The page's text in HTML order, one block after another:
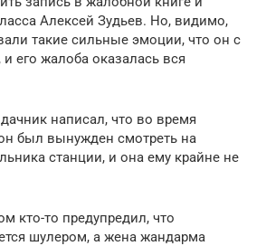
Алексей Зудьев. Но, видимо,
такие сильные эмоции, что он с
его жалоба оказалась вся
написал, что во время
был вынужден смотреть на
станции, и она ему крайне не
кто-то предупредил, что
шулером, а жена жандарма